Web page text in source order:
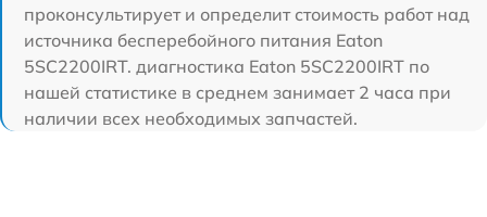
проконсультирует и определит стоимость работ над
источника бесперебойного питания Eaton
5SC2200IRT. диагностика Eaton 5SC2200IRT по
нашей статистике в среднем занимает 2 часа при
наличии всех необходимых запчастей.